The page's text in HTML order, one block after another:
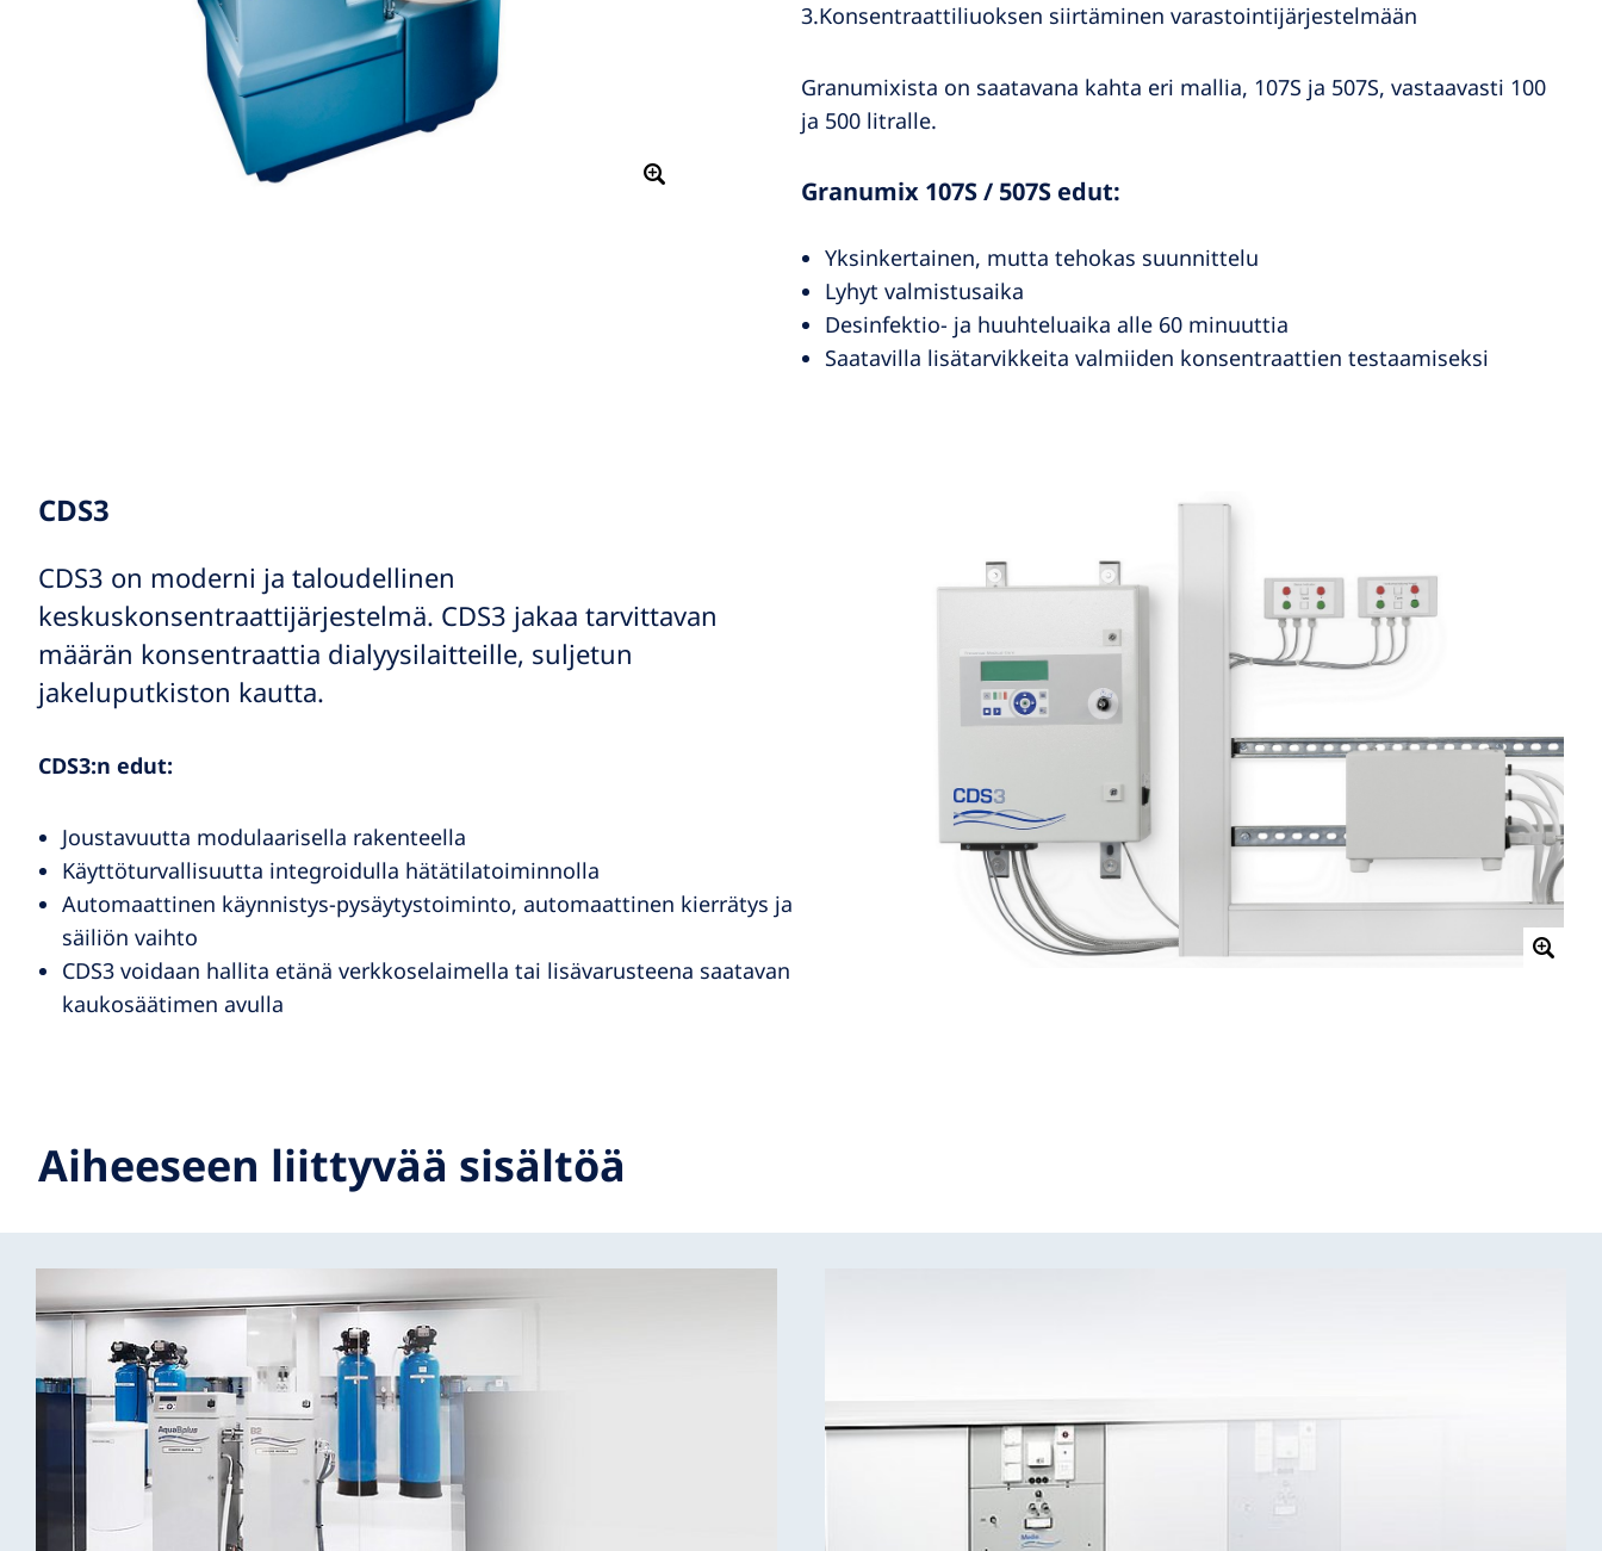
3.Konsentraattiliuoksen siirtäminen varastointijärjestelmään
Granumixista on saatavana kahta eri mallia, 107S ja 507S, vastaavasti 100
ja 500 litralle.
Granumix 107S / 507S edut:
Yksinkertainen, mutta tehokas suunnittelu
Lyhyt valmistusaika
Desinfektio- ja huuhteluaika alle 60 minuuttia
Saatavilla lisätarvikkeita valmiiden konsentraattien testaamiseksi
CDS3
CDS3 on moderni ja taloudellinen
keskuskonsentraattijärjestelmä. CDS3 jakaa tarvittavan
määrän konsentraattia dialyysilaitteille, suljetun
jakeluputkiston kautta.
CDS3:n edut:
Joustavuutta modulaarisella rakenteella
Käyttöturvallisuutta integroidulla hätätilatoiminnolla
Automaattinen käynnistys-pysäytystoiminto, automaattinen kierrätys ja
säiliön vaihto
CDS3 voidaan hallita etänä verkkoselaimella tai lisävarusteena saatavan
kaukosäätimen avulla
Aiheeseen liittyvää sisältöä